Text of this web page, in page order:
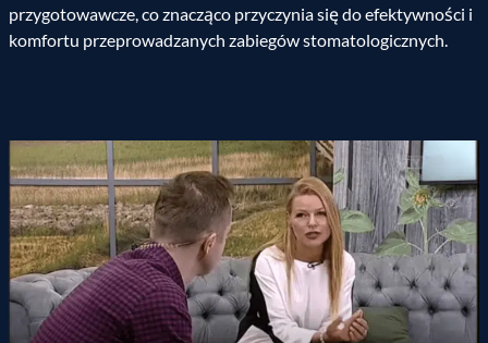
przygotowawcze, co znacząco przyczynia się do efektywności i
komfortu przeprowadzanych zabiegów stomatologicznych.